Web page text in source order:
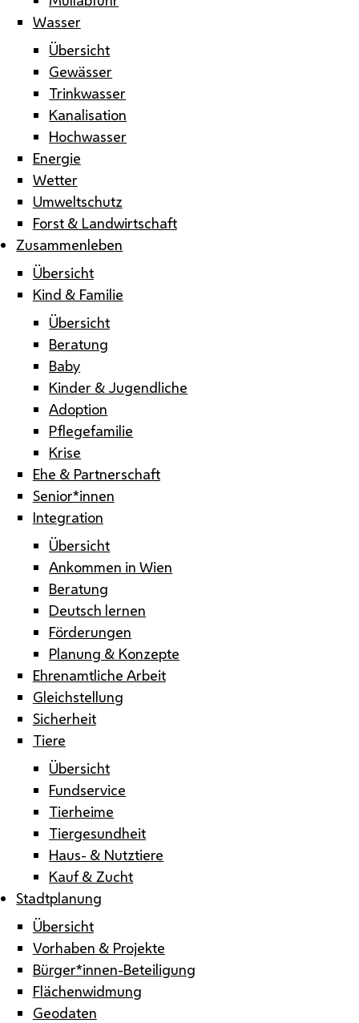
Wasser
Übersicht
Gewässer
Trinkwasser
Kanalisation
Hochwasser
Energie
Wetter
Umweltschutz
Forst & Landwirtschaft
Zusammenleben
Übersicht
Kind & Familie
Übersicht
Beratung
Baby
Kinder & Jugendliche
Adoption
Pflegefamilie
Krise
Ehe & Partnerschaft
Senior*innen
Integration
Übersicht
Ankommen in Wien
Beratung
Deutsch lernen
Förderungen
Planung & Konzepte
Ehrenamtliche Arbeit
Gleichstellung
Sicherheit
Tiere
Übersicht
Fundservice
Tierheime
Tiergesundheit
Haus- & Nutztiere
Kauf & Zucht
Stadtplanung
Übersicht
Vorhaben & Projekte
Bürger*innen-Beteiligung
Flächenwidmung
Geodaten